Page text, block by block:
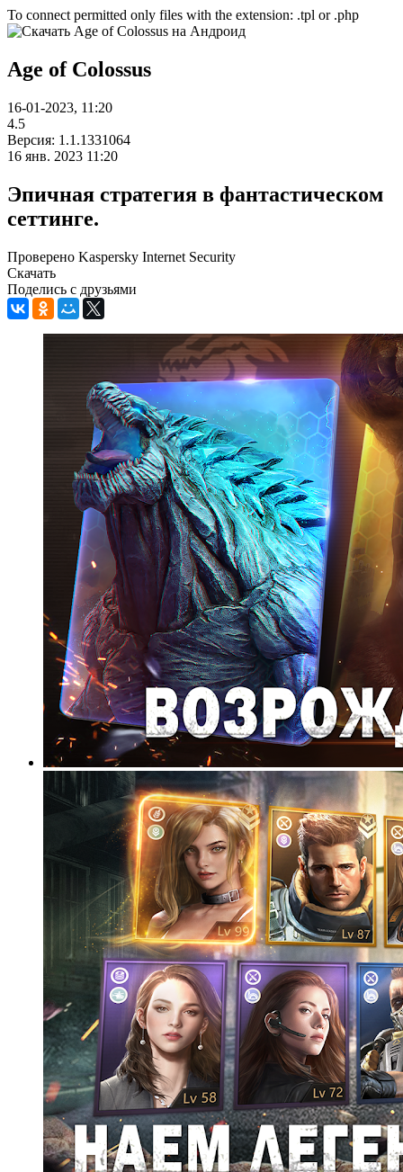
To connect permitted only files with the extension: .tpl or .php
Age of Colossus
16-01-2023, 11:20
4.5
Версия: 1.1.1331064
16 янв. 2023 11:20
Эпичная стратегия в фантастическом
сеттинге.
Проверено Kaspersky Internet Security
Скачать
Поделись с друзьями